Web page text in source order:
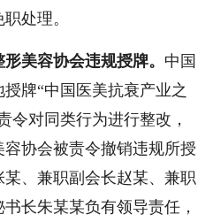
处理。
美容协会违规授牌。 中国
牌“中国医美抗衰产业之
令对同类行为进行整改，
协会被责令撤销违规所授
、兼职副会长赵某、兼职
长朱某某负有领导责任，